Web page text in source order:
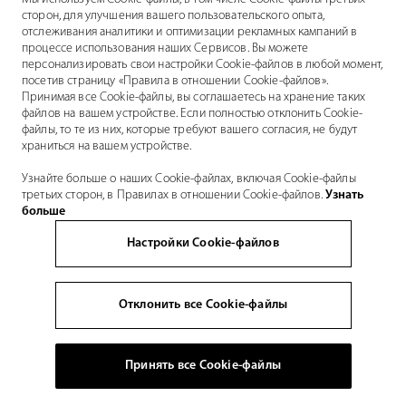
сторон, для улучшения вашего пользовательского опыта,
отслеживания аналитики и оптимизации рекламных кампаний в
процессе использования наших Сервисов. Вы можете
персонализировать свои настройки Cookie-файлов в любой момент,
посетив страницу «Правила в отношении Cookie-файлов».
Принимая все Cookie-файлы, вы соглашаетесь на хранение таких
файлов на вашем устройстве. Если полностью отклонить Cookie-
файлы, то те из них, которые требуют вашего согласия, не будут
храниться на вашем устройстве.
Узнайте больше о наших Cookie-файлах, включая Cookie-файлы
третьих сторон, в Правилах в отношении Cookie-файлов.Узнать
больше
Настройки Cookie-файлов
Отклонить все Cookie-файлы
Принять все Cookie-файлы